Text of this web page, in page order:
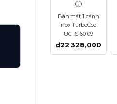
Bàn mát 1 cánh
inox TurboCool
UC 1S 60 09
₫22,328,000